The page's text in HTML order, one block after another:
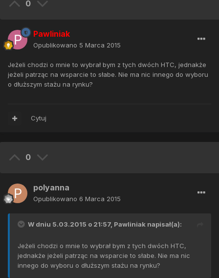
0
Pawliniak
Opublikowano 5 Marca 2015
Jeżeli chodzi o mnie to wybrał bym z tych dwóch HTC, jednakże
jeżeli patrząc na wsparcie to słabe. Nie ma nic innego do wyboru
o dłuższym stażu na rynku?
Cytuj
0
polyanna
Opublikowano 6 Marca 2015
W dniu 5.03.2015 o 21:57, Pawliniak napisał(a):
Jeżeli chodzi o mnie to wybrał bym z tych dwóch HTC,
jednakże jeżeli patrząc na wsparcie to słabe. Nie ma nic
innego do wyboru o dłuższym stażu na rynku?